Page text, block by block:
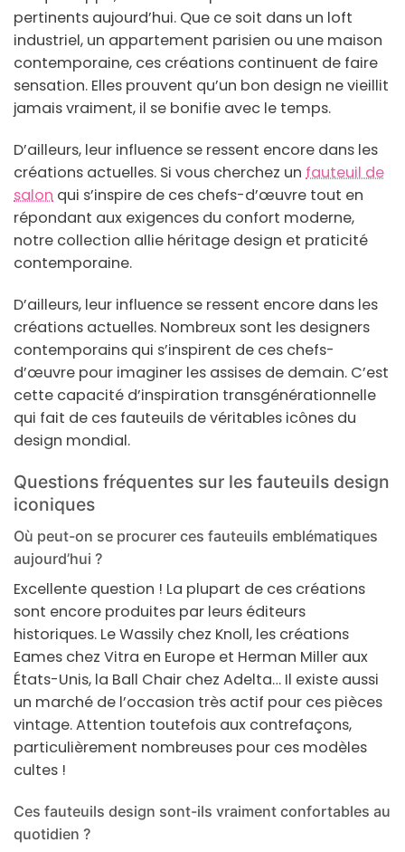
pertinents aujourd’hui. Que ce soit dans un loft
industriel, un appartement parisien ou une maison
contemporaine, ces créations continuent de faire
sensation. Elles prouvent qu’un bon design ne vieillit
jamais vraiment, il se bonifie avec le temps.
D’ailleurs, leur influence se ressent encore dans les
créations actuelles. Si vous cherchez un fauteuil de
salon qui s’inspire de ces chefs-d’œuvre tout en
répondant aux exigences du confort moderne,
notre collection allie héritage design et praticité
contemporaine.
D’ailleurs, leur influence se ressent encore dans les
créations actuelles. Nombreux sont les designers
contemporains qui s’inspirent de ces chefs-
d’œuvre pour imaginer les assises de demain. C’est
cette capacité d’inspiration transgénérationnelle
qui fait de ces fauteuils de véritables icônes du
design mondial.
Questions fréquentes sur les fauteuils design
iconiques
Où peut-on se procurer ces fauteuils emblématiques
aujourd’hui ?
Excellente question ! La plupart de ces créations
sont encore produites par leurs éditeurs
historiques. Le Wassily chez Knoll, les créations
Eames chez Vitra en Europe et Herman Miller aux
États-Unis, la Ball Chair chez Adelta… Il existe aussi
un marché de l’occasion très actif pour ces pièces
vintage. Attention toutefois aux contrefaçons,
particulièrement nombreuses pour ces modèles
cultes !
Ces fauteuils design sont-ils vraiment confortables au
quotidien ?